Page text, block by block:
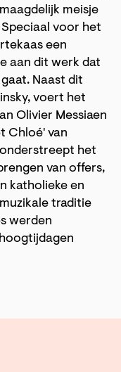
meisje
voor het
een
aan dit werk dat
Naast dit
voert het
Olivier Messiaen
Chloé' van
het
van offers,
katholieke en
traditie
werden